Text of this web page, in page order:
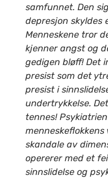
samfunnet. Den
depresjon skyldes
Menneskene tror
kjenner angst og
gedigen bløff! Det
presist som det
presist i
undertrykkelse.
tennes!
skandale av
opererer med et
sinnslidelse og